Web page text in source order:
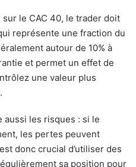
le CAC 40, le trader doit
représente une fraction du
autour de 10% à
et permet un effet de
une valeur plus
aussi les risques : si le
les pertes peuvent
donc crucial d’utiliser des
sa position pour